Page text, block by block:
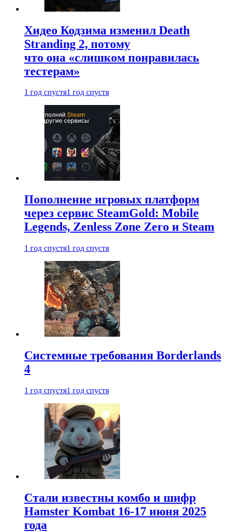
Хидео Кодзима изменил Death
Stranding 2, потому
что она «слишком понравилась
тестерам»
1 год спустя1 год спустя
Пополнение игровых платформ
через сервис SteamGold: Mobile
Legends, Zenless Zone Zero и Steam
1 год спустя1 год спустя
Системные требования Borderlands
4
1 год спустя1 год спустя
Стали известны комбо и шифр
Hamster Kombat 16-17 июня 2025
года